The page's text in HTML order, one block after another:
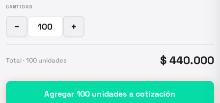
CANTIDAD
− +
Total · 100 unidades $ 440.000
Agregar 100 unidades a cotización